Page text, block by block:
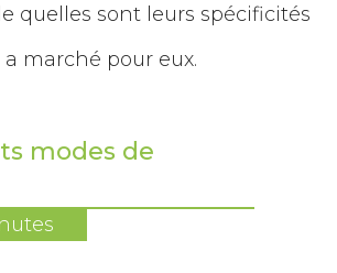
quelles sont leurs spécificités
marché pour eux.
modes de